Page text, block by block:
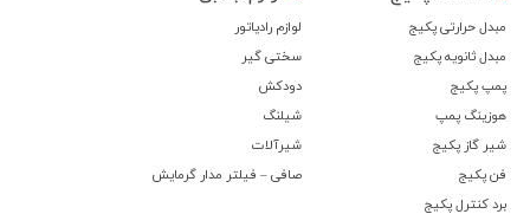
مبدل حرارتی پکیج
مبدل ثانویه پکیج
پمپ پکیج
هوزینگ پمپ
شیر گاز پکیج
فن پکیج
برد کنترل پکیج
لوازم رادیاتور
سختی گیر
دودکش
شیلنگ
شیرآلات
صافی – فیلتر مدار گرمایش